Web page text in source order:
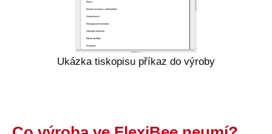
Ukázka tiskopisu příkaz do výroby